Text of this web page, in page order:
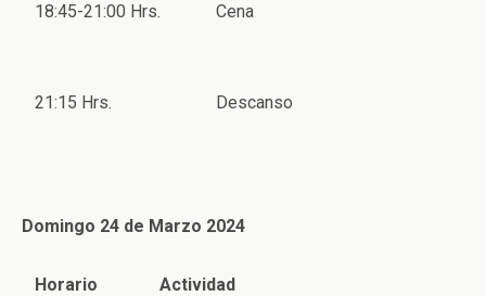
18:45-21:00 Hrs. Cena
21:15 Hrs. Descanso
Domingo 24 de Marzo 2024
Horario Actividad